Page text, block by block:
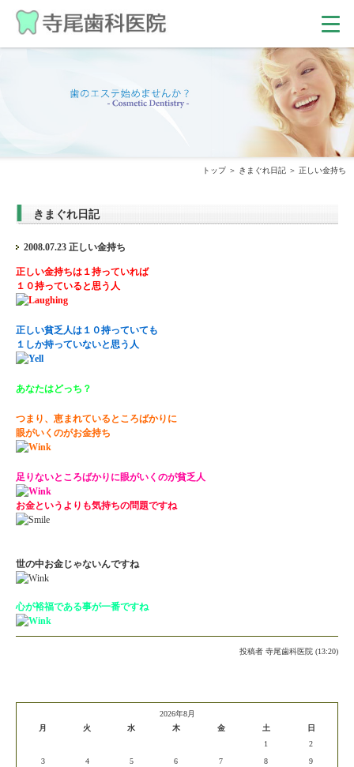
トップ きまぐれ日記 正しい金持ち
きまぐれ日記
2008.07.23 正しい金持ち
正しい金持ちは１持っていれば
１０持っていると思う人
正しい貧乏人は１０持っていても
１しか持っていないと思う人
あなたはどっち？
つまり、恵まれているところばかりに
眼がいくのがお金持ち
足りないところばかりに眼がいくのが貧乏人
お金というよりも気持ちの問題ですね
世の中お金じゃないんですね
心が裕福である事が一番ですね
投稿者 寺尾歯科医院 (13:20)
2026年8月
月
火 水 木 金 土
日
1
2
3
4 5 6 7 8
9